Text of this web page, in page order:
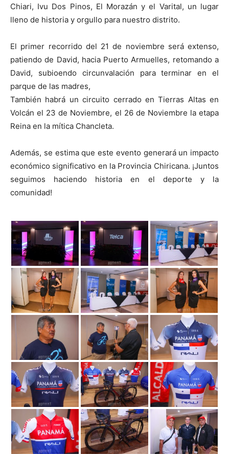
Chiari, Ivu Dos Pinos, El Morazán y el Varital, un lugar
lleno de historia y orgullo para nuestro distrito.
El primer recorrido del 21 de noviembre será extenso,
patiendo de David, hacia Puerto Armuelles, retomando a
David, subioendo circunvalación para terminar en el
parque de las madres,
También habrá un circuito cerrado en Tierras Altas en
Volcán el 23 de Noviembre, el 26 de Noviembre la etapa
Reina en la mítica Chancleta.
Además, se estima que este evento generará un impacto
económico significativo en la Provincia Chiricana. ¡Juntos
seguimos haciendo historia en el deporte y la
comunidad!